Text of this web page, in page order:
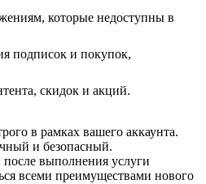
которые недоступны в
подписок и покупок,
скидок и акций.
в рамках вашего аккаунта.
и безопасный.
выполнения услуги
всеми преимуществами нового